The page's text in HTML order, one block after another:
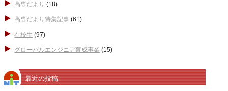
高専だより (18)
高専だより特集記事 (61)
在校生 (97)
グローバルエンジニア育成事業 (15)
最近の投稿